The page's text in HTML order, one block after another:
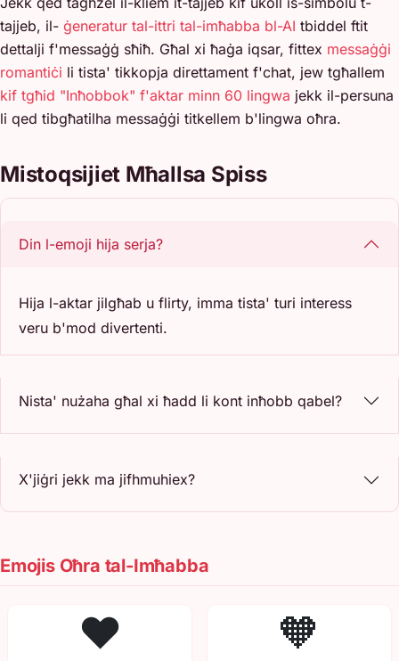
tajjeb, il- ġeneratur tal-ittri tal-imħabba bl-AI tbiddel ftit
dettalji f'messaġġ sħiħ. Għal xi ħaġa iqsar, fittex messaġġi
romantiċi li tista' tikkopja direttament f'chat, jew tgħallem
kif tgħid "Inħobbok" f'aktar minn 60 lingwa jekk il-persuna
li qed tibgħatilha messaġġi titkellem b'lingwa oħra.
Mistoqsijiet Mħallsa Spiss
Din l-emoji hija serja?
Hija l-aktar jilgħab u flirty, imma tista' turi interess
veru b'mod divertenti.
Nista' nużaha għal xi ħadd li kont inħobb qabel?
X'jiġri jekk ma jifhmuhiex?
Emojis Oħra tal-Imħabba
❤️ 🧡